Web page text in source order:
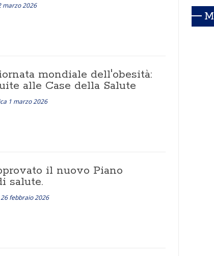
marzo 2026
mondiale dell'obesità:
alle Case della Salute
1 marzo 2026
il nuovo Piano
salute.
febbraio 2026